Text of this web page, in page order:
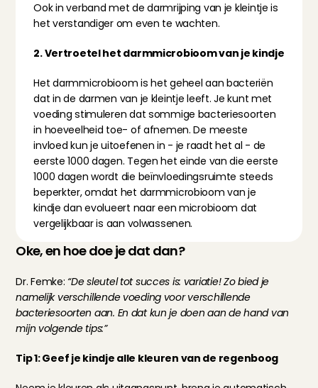
Ook in verband met de darmrijping van je kleintje is
het verstandiger om even te wachten.
2. Vertroetel het darmmicrobioom van je kindje
Het darmmicrobioom is het geheel aan bacteriën
dat in de darmen van je kleintje leeft. Je kunt met
voeding stimuleren dat sommige bacteriesoorten
in hoeveelheid toe- of afnemen. De meeste
invloed kun je uitoefenen in - je raadt het al - de
eerste 1000 dagen. Tegen het einde van die eerste
1000 dagen wordt die beïnvloedingsruimte steeds
beperkter, omdat het darmmicrobioom van je
kindje dan evolueert naar een microbioom dat
vergelijkbaar is aan volwassenen.
Oke, en hoe doe je dat dan?
Dr. Femke: “De sleutel tot succes is: variatie! Zo bied je
namelijk verschillende voeding voor verschillende
bacteriesoorten aan. En dat kun je doen aan de hand van
mijn volgende tips:”
Tip 1: Geef je kindje alle kleuren van de regenboog